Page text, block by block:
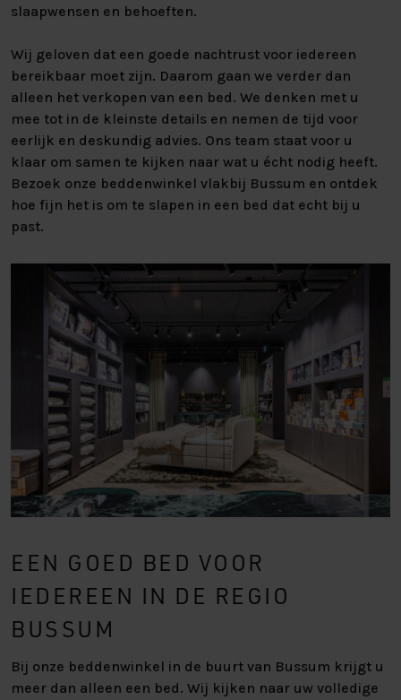
slaapwensen en behoeften.
Wij geloven dat een goede nachtrust voor iedereen
bereikbaar moet zijn. Daarom gaan we verder dan
alleen het verkopen van een bed. We denken met u
mee tot in de kleinste details en nemen de tijd voor
eerlijk en deskundig advies. Ons team staat voor u
klaar om samen te kijken naar wat u écht nodig heeft.
Bezoek onze beddenwinkel vlakbij Bussum en ontdek
hoe fijn het is om te slapen in een bed dat echt bij u
past.
EEN GOED BED VOOR
IEDEREEN IN DE REGIO
BUSSUM
Bij onze beddenwinkel in de buurt van Bussum krijgt u
meer dan alleen een bed. Wij kijken naar uw volledige